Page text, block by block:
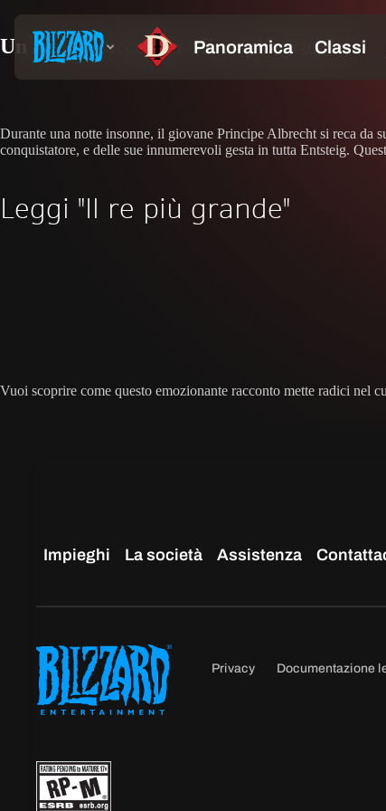
Un nuovo racconto: "Il re più grande"
Durante una notte insonne, il giovane Principe Albrecht si reca
conquistatore, e delle sue innumerevoli gesta in tutta Entsteig.
Leggi "Il re più grande"
Vuoi scoprire come questo emozionante racconto mette radici nel